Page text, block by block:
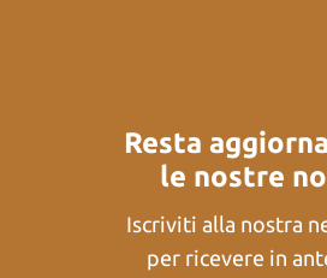
Resta
le nostre
Iscriviti alla nostra
per ricevere in